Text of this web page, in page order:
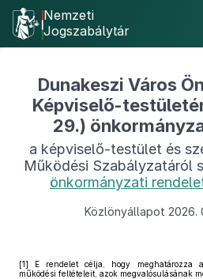
Nemzeti
Jogszabálytár
Dunakeszi Város
Képviselő-
29.)
a képviselő-testület és
Működési Szabályzatáról
önkormányzati
Közlönyállapot 2026.
[1] E rendelet célja, hogy meghatározza
működési feltételeit, azok megvalósulásának